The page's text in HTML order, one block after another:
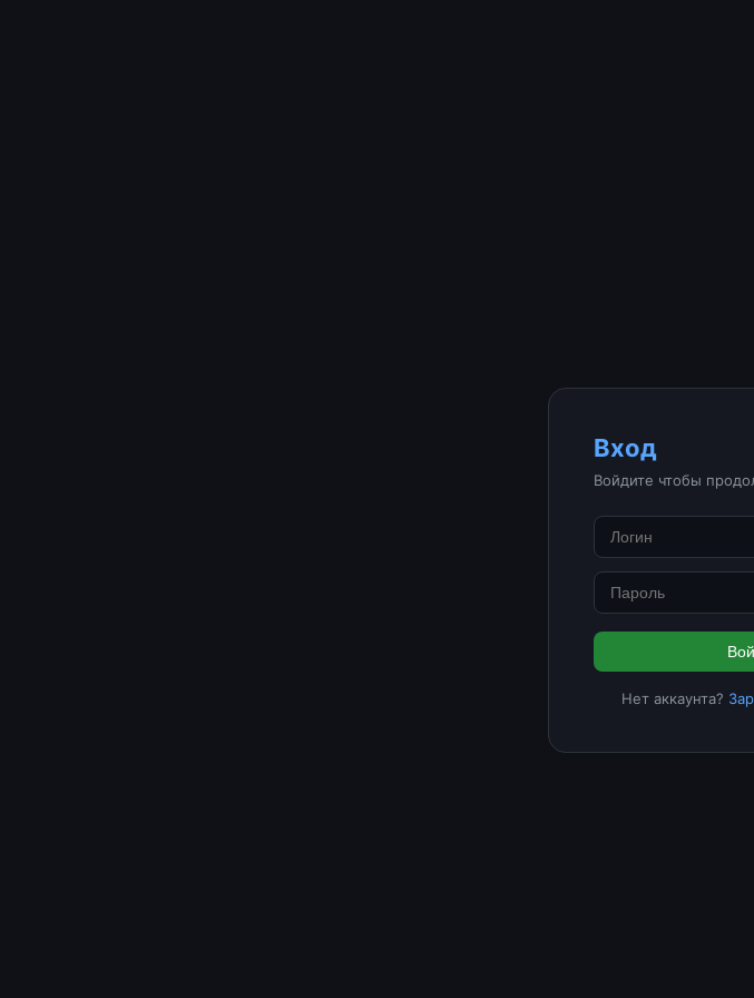
Вход
Войдите чтобы
Нет аккаунта?